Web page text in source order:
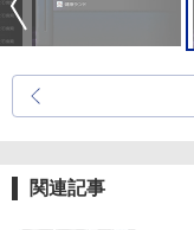
関連記事